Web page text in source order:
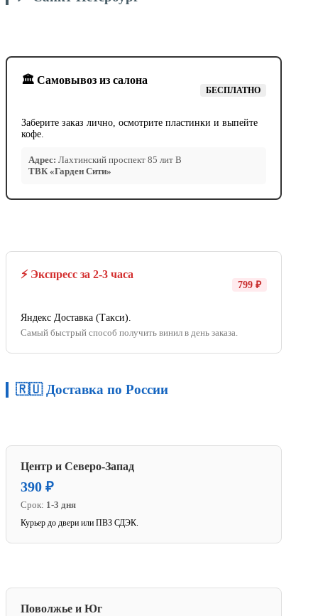
🏛️ Самовывоз из салона
БЕСПЛАТНО
Заберите заказ лично, осмотрите пластинки и выпейте
кофе.
Адрес: Лахтинский проспект 85 лит В
ТВК «Гарден Сити»
⚡ Экспресс за 2-3 часа
799 ₽
Яндекс Доставка (Такси).
Самый быстрый способ получить винил в день заказа.
🇷🇺 Доставка по России
Центр и Северо-Запад
390 ₽
Срок: 1-3 дня
Курьер до двери или ПВЗ СДЭК.
Поволжье и Юг